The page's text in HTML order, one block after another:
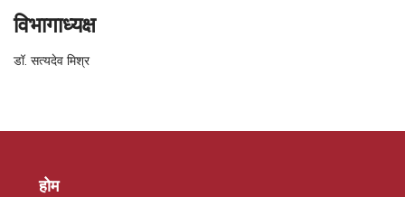
विभागाध्यक्ष
डॉ. सत्यदेव मिश्र
होम